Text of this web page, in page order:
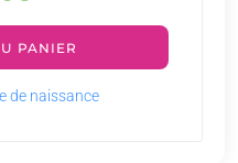
PANIER
de naissance